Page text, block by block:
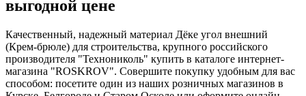
выгодной цене
Качественный, надежный материал Дёке угол внешний
(Крем-брюле) для строительства, крупного российского
производителя "Технониколь" купить в каталоге интернет-
магазина "ROSKROV". Совершите покупку удобным для вас
способом: посетите один из наших розничных магазинов в